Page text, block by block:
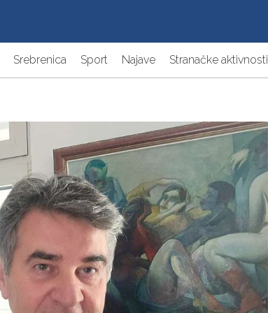
Srebrenica Sport Najave Stranačke aktivnosti